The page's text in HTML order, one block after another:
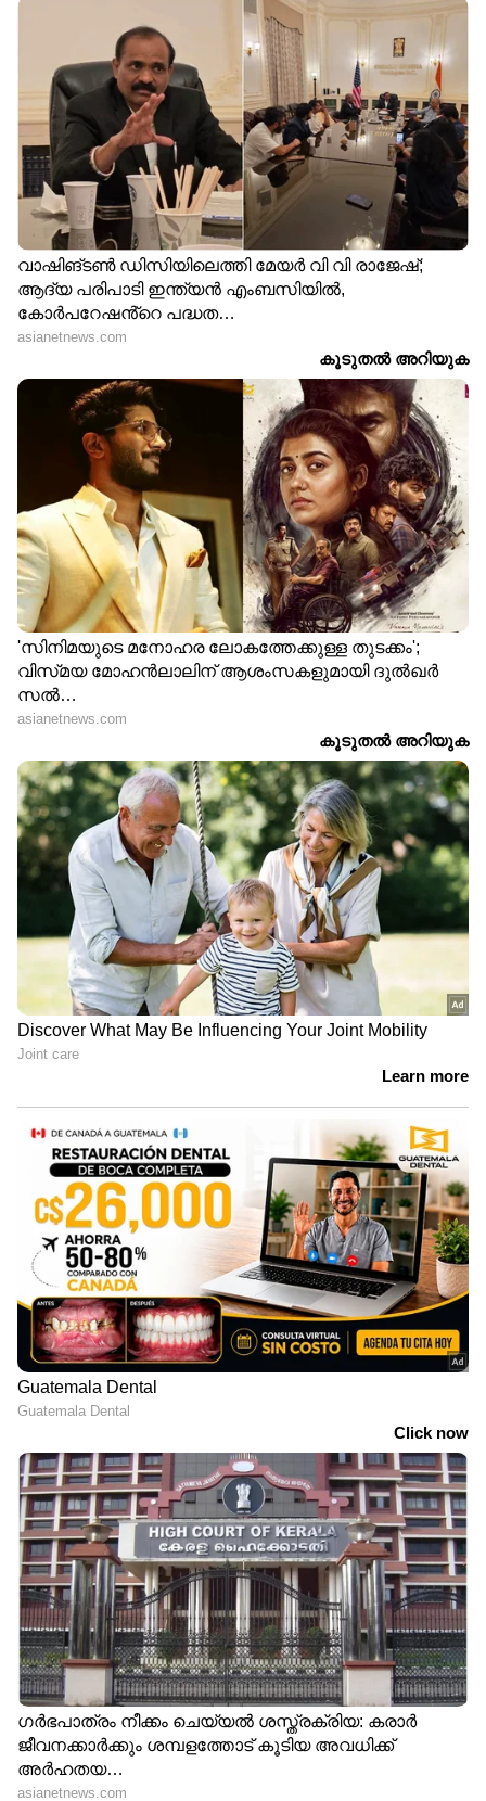
6
7
Image Credit :Getty
ഇലക്ട്രോണിക് ഉപകരണങ്ങൾ
മൊബൈൽ ഫോണും, സ്പീക്കറുമൊക്കെ
ബാത്ത്റൂമിലേക്ക് കൊണ്ടുപോകുന്ന ശീലം
പലർക്കുമുണ്ട്. വാട്ടർപ്രൂഫ് അല്ലാത്ത
ഉപകരണങ്ങളിൽ വെള്ളമോ നീരാവിയോ
തട്ടിയാൽ അവ പെട്ടെന്ന് കേടാകും.
7
7
Image Credit : Getty
ആഭരണങ്ങൾ
സ്വർണമോ വെള്ളിയോ മറ്റ് ആഭരണങ്ങളോ
ബാത്ത്റൂമിൽ വെച്ചാൽ അവയുടെ തിളക്കം
കുറയും. ഈർപ്പം ലോഹങ്ങളുടെ ഓക്സീകരണ
പ്രക്രിയ വേഗത്തിലാക്കുന്നതിനാലാണ് ഇങ്ങനെ
LATEST VIDEOS
ABOUT THE AUTHOR